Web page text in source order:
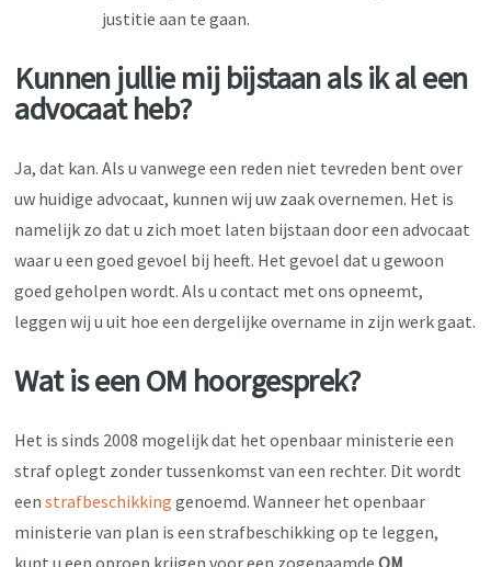
justitie aan te gaan.
Kunnen jullie mij bijstaan als ik al een
advocaat heb?
Ja, dat kan. Als u vanwege een reden niet tevreden bent over
uw huidige advocaat, kunnen wij uw zaak overnemen. Het is
namelijk zo dat u zich moet laten bijstaan door een advocaat
waar u een goed gevoel bij heeft. Het gevoel dat u gewoon
goed geholpen wordt. Als u contact met ons opneemt,
leggen wij u uit hoe een dergelijke overname in zijn werk gaat.
Wat is een OM hoorgesprek?
Het is sinds 2008 mogelijk dat het openbaar ministerie een
straf oplegt zonder tussenkomst van een rechter. Dit wordt
eenstrafbeschikking genoemd. Wanneer het openbaar
ministerie van plan is een strafbeschikking op te leggen,
kunt u een oproep krijgen voor een zogenaamdeOM